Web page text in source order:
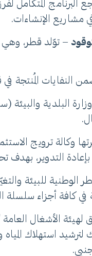
في مشاريع الإنشاءات.
المُنتجة في قطر ما نسبته 5% من المعادن، تشتمل
البلدية والبيئة
وكالة ترويج
التدوير، بهدف
كافة أجزاء سلسلة
لهيئة الأشغال
لترشيد استهلاك